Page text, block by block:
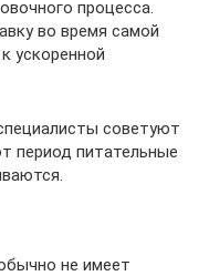
процесса.
во время самой
ускоренной
советуют
период питательные
не имеет